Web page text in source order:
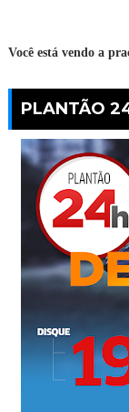
Você está vendo a
PLANTÃO